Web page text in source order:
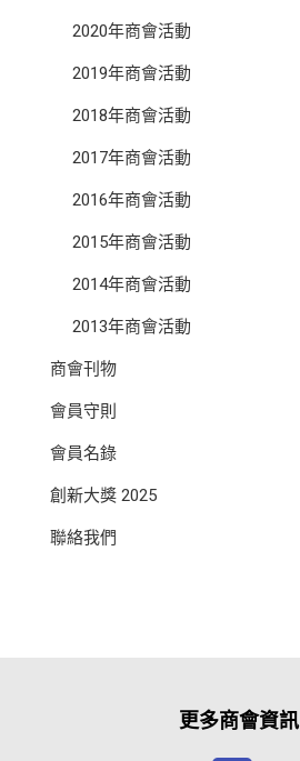
2020年商會活動
2019年商會活動
2018年商會活動
2017年商會活動
2016年商會活動
2015年商會活動
2014年商會活動
2013年商會活動
商會刊物
會員守則
會員名錄
創新大獎 2025
聯絡我們
更多商會資訊